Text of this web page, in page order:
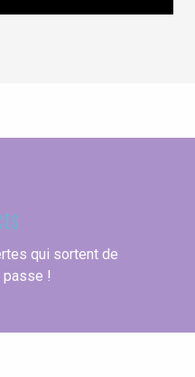
qui sortent de
passe !